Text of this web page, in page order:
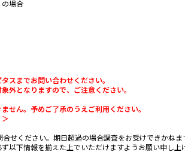
の場合
スまでお問い合わせください。
外となりますので、ご注意ください。
せん。予めご了承のうえご利用ください。
＞
合せください。期日超過の場合調査をお受けできかね
以下情報を揃えた上でいただけますようお願い申し上